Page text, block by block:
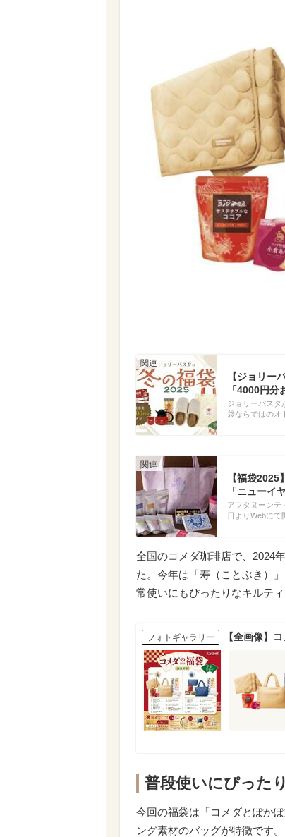
【ジョリー
「4000円分
ジョリーパスタ
袋ならではのオ
【福袋
「ニューイ
アフタヌーンテ
日よりWebにて
全国のコメダ珈琲店で、2024
た。今年は「寿（ことぶき）
常使いにもぴったりなキルテ
フォトギャラリー 【全画像】
普段使いにぴった
今回の福袋は「コメダとぽか
ング素材のバッグが特徴です。